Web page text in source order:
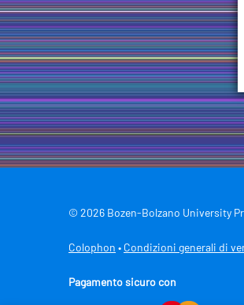
© 2026 Bozen-Bolzano University
Colophon • Condizioni generali di
Pagamento sicuro con